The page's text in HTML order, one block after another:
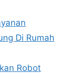
Di Rumah
Robot